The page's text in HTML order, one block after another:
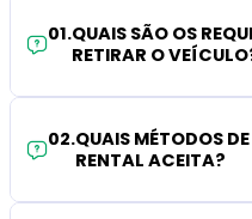
01.QUAIS SÃO OS
RETIRAR O
02.QUAIS MÉTODOS
RENTAL ACEITA?